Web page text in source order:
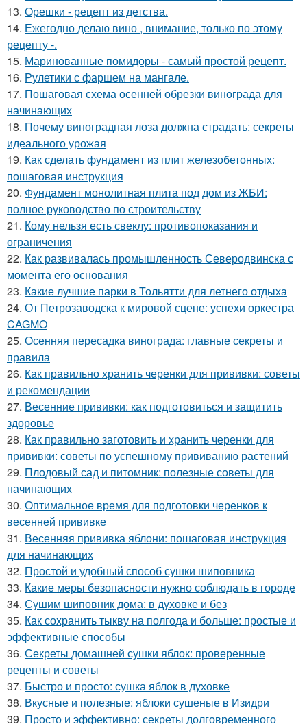
13. Орешки - рецепт из детства.
14. Ежегодно делаю вино , внимание, только по этому
рецепту -.
15. Маринованные помидоры - самый простой рецепт.
16. Рулетики с фаршем на мангале.
17. Пошаговая схема осенней обрезки винограда для
начинающих
18. Почему виноградная лоза должна страдать: секреты
идеального урожая
19. Как сделать фундамент из плит железобетонных:
пошаговая инструкция
20. Фундамент монолитная плита под дом из ЖБИ:
полное руководство по строительству
21. Кому нельзя есть свеклу: противопоказания и
ограничения
22. Как развивалась промышленность Северодвинска с
момента его основания
23. Какие лучшие парки в Тольятти для летнего отдыха
24. От Петрозаводска к мировой сцене: успехи оркестра
CAGMO
25. Осенняя пересадка винограда: главные секреты и
правила
26. Как правильно хранить черенки для прививки: советы
и рекомендации
27. Весенние прививки: как подготовиться и защитить
здоровье
28. Как правильно заготовить и хранить черенки для
прививки: советы по успешному прививанию растений
29. Плодовый сад и питомник: полезные советы для
начинающих
30. Оптимальное время для подготовки черенков к
весенней прививке
31. Весенняя прививка яблони: пошаговая инструкция
для начинающих
32. Простой и удобный способ сушки шиповника
33. Какие меры безопасности нужно соблюдать в городе
34. Сушим шиповник дома: в духовке и без
35. Как сохранить тыкву на полгода и больше: простые и
эффективные способы
36. Секреты домашней сушки яблок: проверенные
рецепты и советы
37. Быстро и просто: сушка яблок в духовке
38. Вкусные и полезные: яблоки сушеные в Изидри
39. Просто и эффективно: секреты долговременного